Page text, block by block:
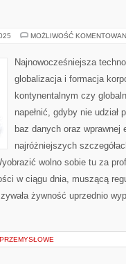
MOŻLIWOŚĆ
Najnowocześniejsza
globalizacja i formacja
kontynentalnym czy
napełnić, gdyby nie udział
baz danych oraz wprawnej
najróżniejszych
wolno sobie tu za
w ciągu dnia, muszącą
żywność uprzednio